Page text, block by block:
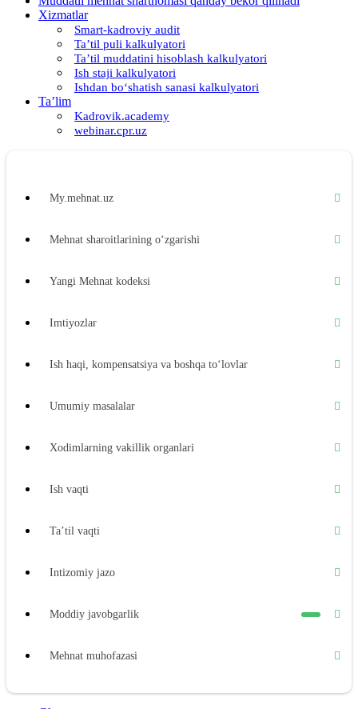
Xizmatlar
Smart-kadroviy audit
Ta’til puli kalkulyatori
Ta’til muddatini hisoblash kalkulyatori
Ish staji kalkulyatori
Ishdan boʻshatish sanasi kalkulyatori
Ta’lim
Kadrovik.academy
webinar.cpr.uz
My.mehnat.uz
Mehnat sharoitlarining oʻzgarishi
Yangi Mehnat kodeksi
Imtiyozlar
Ish haqi, kompensatsiya va boshqa toʻlovlar
Umumiy masalalar
Xodimlarning vakillik organlari
Ish vaqti
Ta’til vaqti
Intizomiy jazo
Moddiy javobgarlik
Mehnat muhofazasi
Ijtimoiy ta’minot